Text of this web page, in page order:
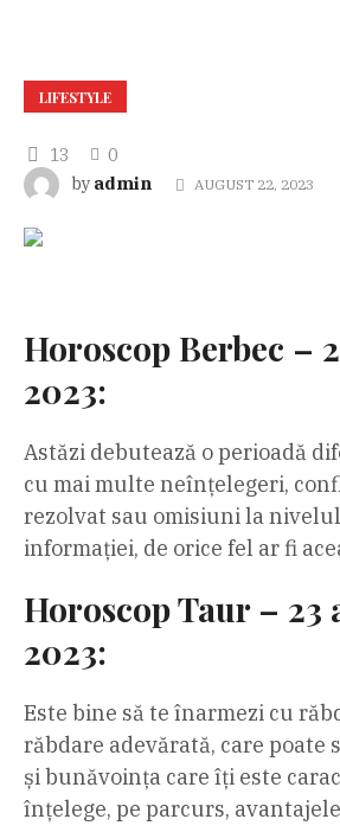
LIFESTYLE
13
0
by admin AUGUST 22, 2023
Horoscop Berbec –
2023:
Astăzi debutează o perioadă
cu mai multe neînțelegeri,
rezolvat sau omisiuni la
informației, de orice fel ar fi
Horoscop Taur – 23
2023:
Este bine să te înarmezi cu
răbdare adevărată, care poate
și bunăvoința care îți este
înțelege, pe parcurs,